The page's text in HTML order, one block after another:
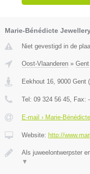
Marie-Bénédicte
Niet gevestigd in de
Oost-Vlaanderen » Gent
Eekhout 16, 9000 Gent (
Tel: 09 324 56 45, Fax: -
E-mail › Marie-
Website: http://
Als juweelontwerpster
▼